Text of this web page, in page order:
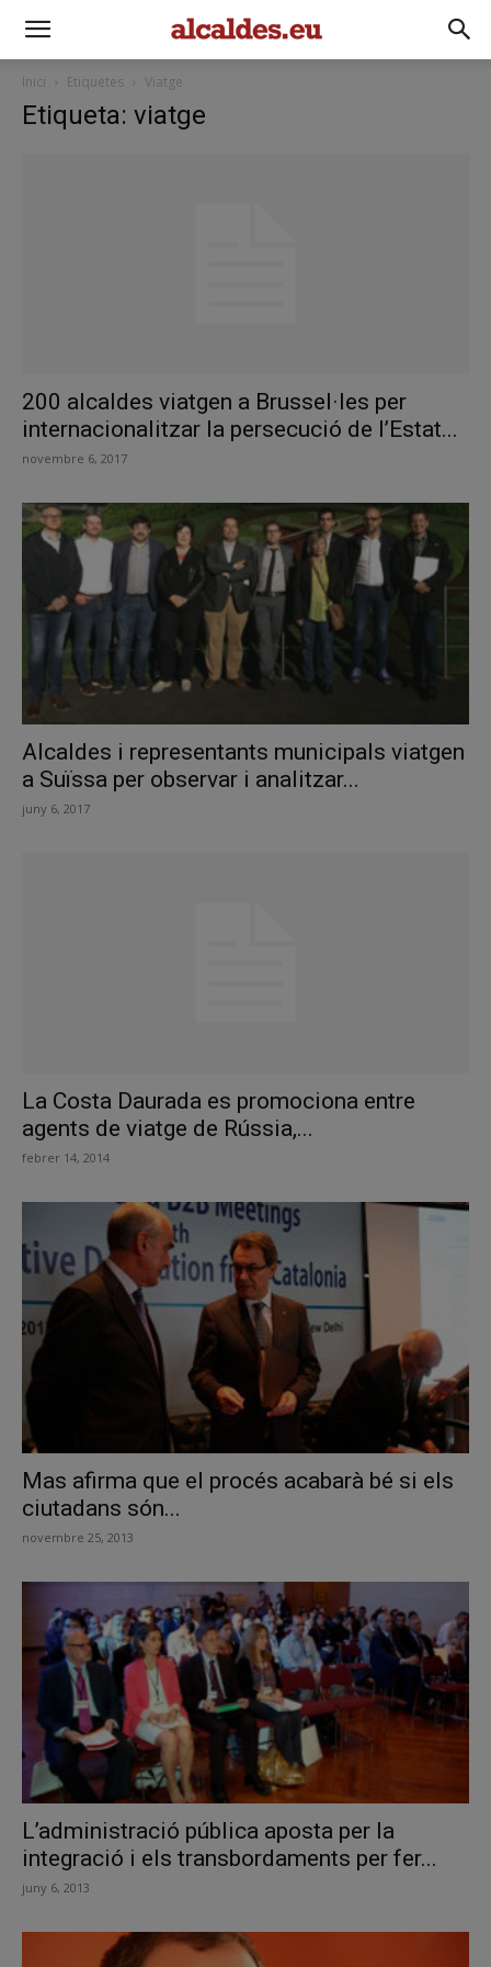
Inici Etiquetes Viatge
Etiqueta: viatge
200 alcaldes viatgen a Brussel·les per
internacionalitzar la persecució de l’Estat...
novembre 6, 2017
Alcaldes i representants municipals viatgen
a Suïssa per observar i analitzar...
juny 6, 2017
La Costa Daurada es promociona entre
agents de viatge de Rússia,...
febrer 14, 2014
Mas afirma que el procés acabarà bé si els
ciutadans són...
novembre 25, 2013
L’administració pública aposta per la
integració i els transbordaments per fer...
juny 6, 2013